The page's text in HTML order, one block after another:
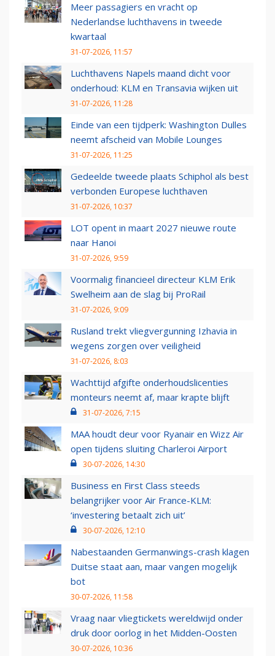
Meer passagiers en vracht op
Nederlandse luchthavens in tweede
kwartaal
31-07-2026, 11:57
Luchthavens Napels maand dicht voor
onderhoud: KLM en Transavia wijken uit
31-07-2026, 11:28
Einde van een tijdperk: Washington Dulles
neemt afscheid van Mobile Lounges
31-07-2026, 11:25
Gedeelde tweede plaats Schiphol als best
verbonden Europese luchthaven
31-07-2026, 10:37
LOT opent in maart 2027 nieuwe route
naar Hanoi
31-07-2026, 9:59
Voormalig financieel directeur KLM Erik
Swelheim aan de slag bij ProRail
31-07-2026, 9:09
Rusland trekt vliegvergunning Izhavia in
wegens zorgen over veiligheid
31-07-2026, 8:03
Wachttijd afgifte onderhoudslicenties
monteurs neemt af, maar krapte blijft
31-07-2026, 7:15
MAA houdt deur voor Ryanair en Wizz Air
open tijdens sluiting Charleroi Airport
30-07-2026, 14:30
Business en First Class steeds
belangrijker voor Air France-KLM:
‘investering betaalt zich uit’
30-07-2026, 12:10
Nabestaanden Germanwings-crash klagen
Duitse staat aan, maar vangen mogelijk
bot
30-07-2026, 11:58
Vraag naar vliegtickets wereldwijd onder
druk door oorlog in het Midden-Oosten
30-07-2026, 10:36